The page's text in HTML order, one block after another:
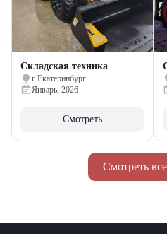
Смотреть
Складская техника
г Екатеринбург
Январь, 2026
Смотреть